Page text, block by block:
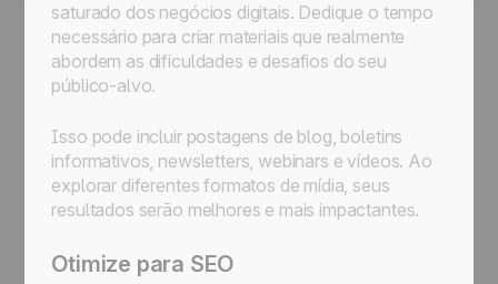
saturado dos negócios digitais. Dedique o tempo
necessário para criar materiais que realmente
abordem as dificuldades e desafios do seu
público-alvo.
Isso pode incluir postagens de blog, boletins
informativos, newsletters, webinars e vídeos. Ao
explorar diferentes formatos de mídia, seus
resultados serão melhores e mais impactantes.
Otimize para SEO